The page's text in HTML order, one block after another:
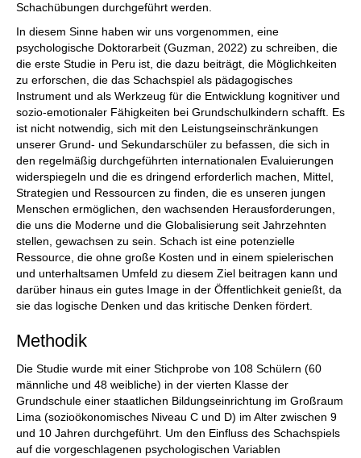
Schachübungen durchgeführt werden.
In diesem Sinne haben wir uns vorgenommen, eine
psychologische Doktorarbeit (Guzman, 2022) zu schreiben, die
die erste Studie in Peru ist, die dazu beiträgt, die Möglichkeiten
zu erforschen, die das Schachspiel als pädagogisches
Instrument und als Werkzeug für die Entwicklung kognitiver und
sozio-emotionaler Fähigkeiten bei Grundschulkindern schafft. Es
ist nicht notwendig, sich mit den Leistungseinschränkungen
unserer Grund- und Sekundarschüler zu befassen, die sich in
den regelmäßig durchgeführten internationalen Evaluierungen
widerspiegeln und die es dringend erforderlich machen, Mittel,
Strategien und Ressourcen zu finden, die es unseren jungen
Menschen ermöglichen, den wachsenden Herausforderungen,
die uns die Moderne und die Globalisierung seit Jahrzehnten
stellen, gewachsen zu sein. Schach ist eine potenzielle
Ressource, die ohne große Kosten und in einem spielerischen
und unterhaltsamen Umfeld zu diesem Ziel beitragen kann und
darüber hinaus ein gutes Image in der Öffentlichkeit genießt, da
sie das logische Denken und das kritische Denken fördert.
Methodik
Die Studie wurde mit einer Stichprobe von 108 Schülern (60
männliche und 48 weibliche) in der vierten Klasse der
Grundschule einer staatlichen Bildungseinrichtung im Großraum
Lima (sozioökonomisches Niveau C und D) im Alter zwischen 9
und 10 Jahren durchgeführt. Um den Einfluss des Schachspiels
auf die vorgeschlagenen psychologischen Variablen